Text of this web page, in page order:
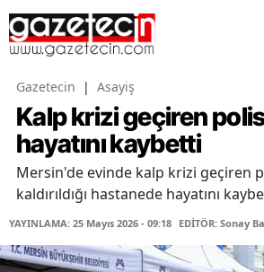
Gazetecin | Asayiş
Kalp krizi geçiren
hayatını kaybetti
Mersin'de evinde kalp krizi geçiren
kaldırıldığı hastanede hayatını
YAYINLAMA: 25 Mayıs 2026 - 09:18 EDİTÖR: Sonay